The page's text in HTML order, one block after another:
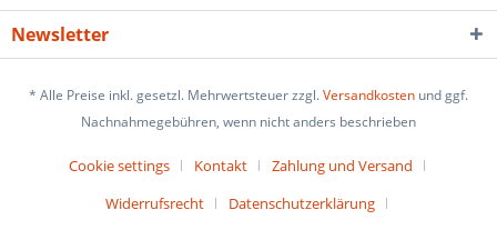
Newsletter
* Alle Preise inkl. gesetzl. Mehrwertsteuer zzgl.Versandkosten und ggf.
Nachnahmegebühren, wenn nicht anders beschrieben
Cookie settings Kontakt
Zahlung und Versand
Widerrufsrecht
Datenschutzerklärung